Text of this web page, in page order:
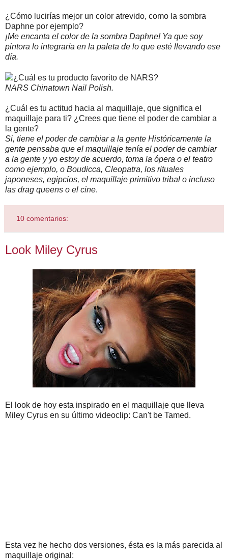
¿Cómo lucirías mejor un color atrevido, como la sombra
Daphne por ejemplo?
¡Me encanta el color de la sombra Daphne! Ya que soy
pintora lo integraría en la paleta de lo que esté llevando ese
día.
¿Cuál es tu producto favorito de NARS?
NARS Chinatown Nail Polish.
¿Cuál es tu actitud hacia al maquillaje, que significa el
maquillaje para ti? ¿Crees que tiene el poder de cambiar a
la gente?
Si, tiene el poder de cambiar a la gente Históricamente la
gente pensaba que el maquillaje tenía el poder de cambiar
a la gente y yo estoy de acuerdo, toma la ópera o el teatro
como ejemplo, o Boudicca, Cleopatra, los rituales
japoneses, egipcios, el maquillaje primitivo tribal o incluso
las drag queens o el cine.
10 comentarios:
Look Miley Cyrus
El look de hoy esta inspirado en el maquillaje que lleva
Miley Cyrus en su último videoclip: Can't be Tamed.
Esta vez he hecho dos versiones, ésta es la más parecida al
maquillaje original: